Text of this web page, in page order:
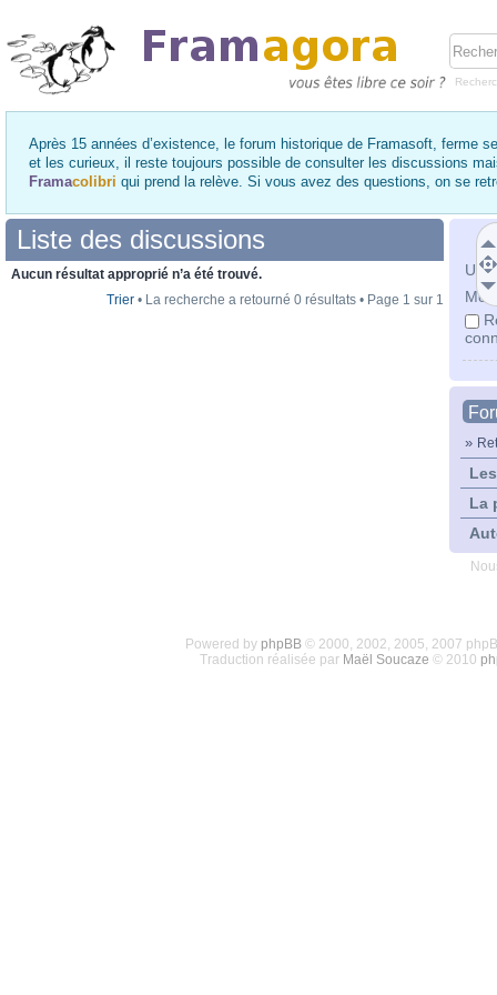
Après 15 années d’existence, le forum historique de Framasoft, ferme
et les curieux, il reste toujours possible de consulter les discussions
Framacolibri qui prend la relève. Si vous avez des questions, on se
Mot
»
La
Liste des discussions
Aucun résultat approprié n’a été trouvé.
Trier • La recherche a retourné 0 résultats • Page 1 sur 1
Powered by phpBB© 2000, 2002, 2005, 2007
Traduction réalisée par Maël Soucaze © 2010